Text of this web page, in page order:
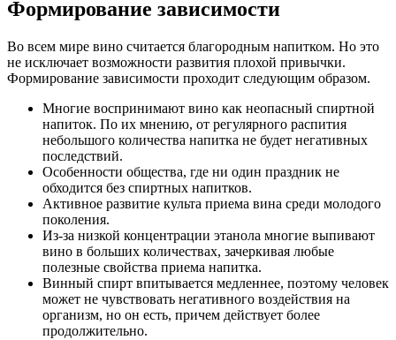
Формирование зависимости
Во всем мире вино считается благородным напитком. Но это
не исключает возможности развития плохой привычки.
Формирование зависимости проходит следующим образом.
Многие воспринимают вино как неопасный спиртной
напиток. По их мнению, от регулярного распития
небольшого количества напитка не будет негативных
последствий.
Особенности общества, где ни один праздник не
обходится без спиртных напитков.
Активное развитие культа приема вина среди молодого
поколения.
Из-за низкой концентрации этанола многие выпивают
вино в больших количествах, зачеркивая любые
полезные свойства приема напитка.
Винный спирт впитывается медленнее, поэтому человек
может не чувствовать негативного воздействия на
организм, но он есть, причем действует более
продолжительно.